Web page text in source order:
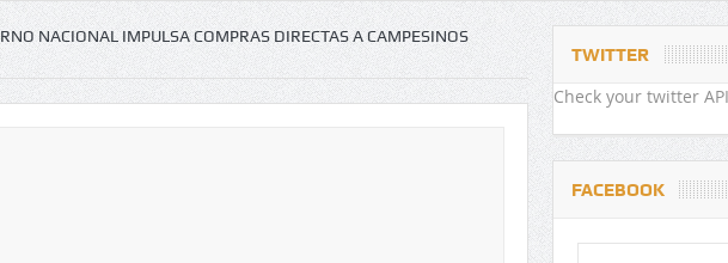
NACIONAL IMPULSA COMPRAS DIRECTAS A CAMPESINOS
TWITTER
Check your twitter
FACEBOOK